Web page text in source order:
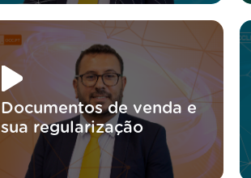
Documentos de venda e
sua regularização